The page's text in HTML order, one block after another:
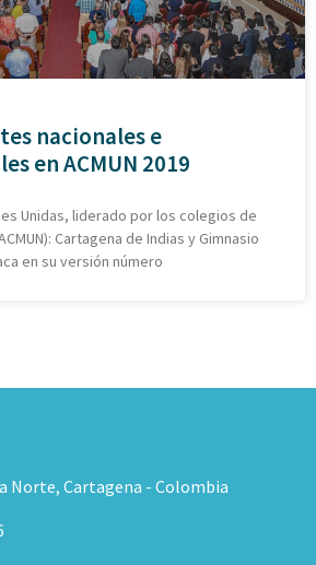
nacionales e
en ACMUN 2019
Unidas, liderado por los colegios de
Cartagena de Indias y Gimnasio
en su versión número
Norte, Cartagena - Colombia